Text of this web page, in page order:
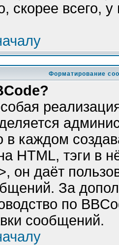
скорее всего,
Форматирование
в каждом
HTML, тэги в
он даёт
За
по
сообщений.